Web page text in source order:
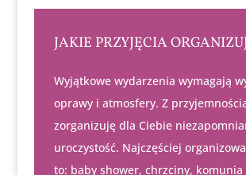
JAKIE PRZYJĘCIA
Wyjątkowe wydarzenia wymagają
oprawy i atmosfery. Z
zorganizuję dla Ciebie
uroczystość. Najczęściej
to: baby shower, chrzciny, komunia